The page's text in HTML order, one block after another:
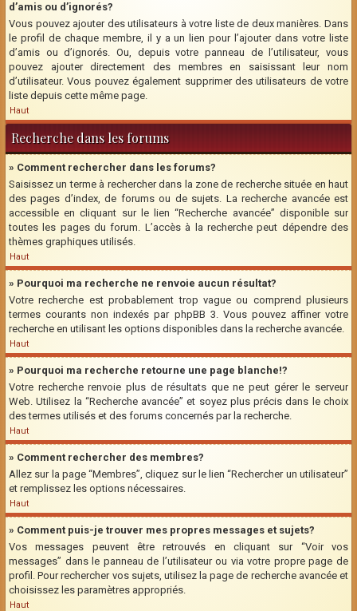
d’amis ou d’ignorés?
Vous pouvez ajouter des utilisateurs à votre liste de deux manières. Dans
le profil de chaque membre, il y a un lien pour l’ajouter dans votre liste
d’amis ou d’ignorés. Ou, depuis votre panneau de l’utilisateur, vous
pouvez ajouter directement des membres en saisissant leur nom
d’utilisateur. Vous pouvez également supprimer des utilisateurs de votre
liste depuis cette même page.
Haut
Recherche dans les forums
» Comment rechercher dans les forums?
Saisissez un terme à rechercher dans la zone de recherche située en haut
des pages d’index, de forums ou de sujets. La recherche avancée est
accessible en cliquant sur le lien “Recherche avancée” disponible sur
toutes les pages du forum. L’accès à la recherche peut dépendre des
thèmes graphiques utilisés.
Haut
» Pourquoi ma recherche ne renvoie aucun résultat?
Votre recherche est probablement trop vague ou comprend plusieurs
termes courants non indexés par phpBB 3. Vous pouvez affiner votre
recherche en utilisant les options disponibles dans la recherche avancée.
Haut
» Pourquoi ma recherche retourne une page blanche!?
Votre recherche renvoie plus de résultats que ne peut gérer le serveur
Web. Utilisez la “Recherche avancée” et soyez plus précis dans le choix
des termes utilisés et des forums concernés par la recherche.
Haut
» Comment rechercher des membres?
Allez sur la page “Membres”, cliquez sur le lien “Rechercher un utilisateur”
et remplissez les options nécessaires.
Haut
» Comment puis-je trouver mes propres messages et sujets?
Vos messages peuvent être retrouvés en cliquant sur “Voir vos
messages” dans le panneau de l’utilisateur ou via votre propre page de
profil. Pour rechercher vos sujets, utilisez la page de recherche avancée et
choisissez les paramètres appropriés.
Haut